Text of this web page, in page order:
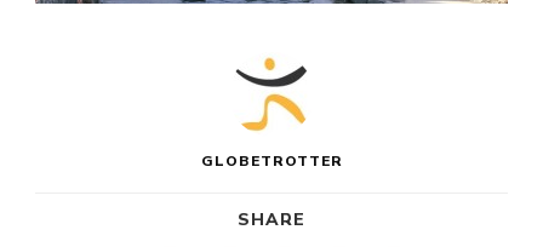
GLOBETROTTER
SHARE